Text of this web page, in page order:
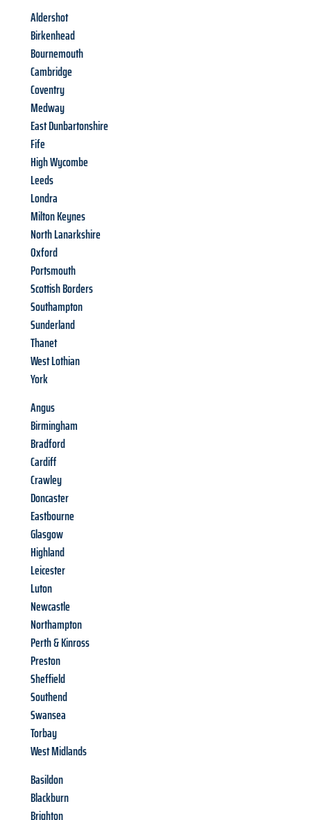
Aldershot
Birkenhead
Bournemouth
Cambridge
Coventry
Medway
East Dunbartonshire
Fife
High Wycombe
Leeds
Londra
Milton Keynes
North Lanarkshire
Oxford
Portsmouth
Scottish Borders
Southampton
Sunderland
Thanet
West Lothian
York
Angus
Birmingham
Bradford
Cardiff
Crawley
Doncaster
Eastbourne
Glasgow
Highland
Leicester
Luton
Newcastle
Northampton
Perth & Kinross
Preston
Sheffield
Southend
Swansea
Torbay
West Midlands
Basildon
Blackburn
Brighton